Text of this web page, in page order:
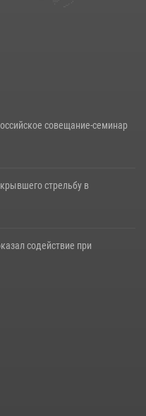
совещание-семинар
стрельбу в
содействие при